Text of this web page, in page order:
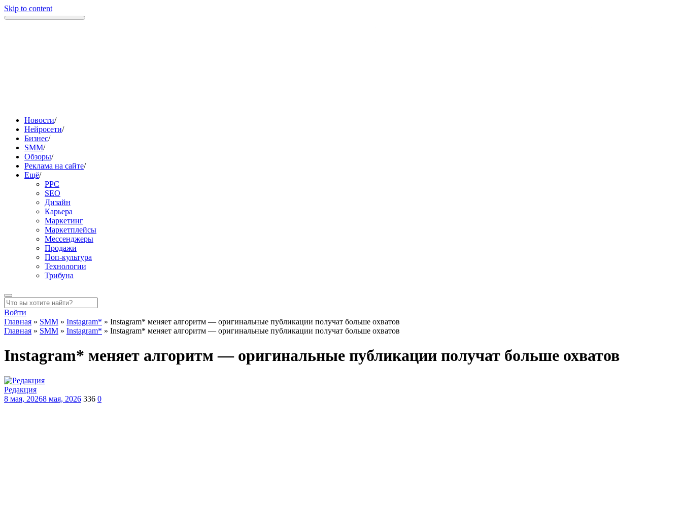
Skip to content
Новости/
Нейросети/
Бизнес/
SMM/
Обзоры/
Реклама на сайте/
Ещё/
PPC
SEO
Дизайн
Карьера
Маркетинг
Маркетплейсы
Мессенджеры
Продажи
Поп-культура
Технологии
Трибуна
Войти
Главная » SMM » Instagram* » Instagram* меняет алгоритм — оригинальные публикации получат больше охватов
Главная » SMM » Instagram* » Instagram* меняет алгоритм — оригинальные публикации получат больше охватов
Instagram* меняет алгоритм — оригинальные публикации получат больше охватов
Редакция
8 мая, 20268 мая, 2026 336 0